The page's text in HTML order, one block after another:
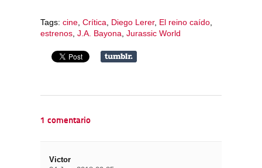
Tags: cine, Crítica, Diego Lerer, El reino caído,
estrenos, J.A. Bayona, Jurassic World
1 comentario
Victor